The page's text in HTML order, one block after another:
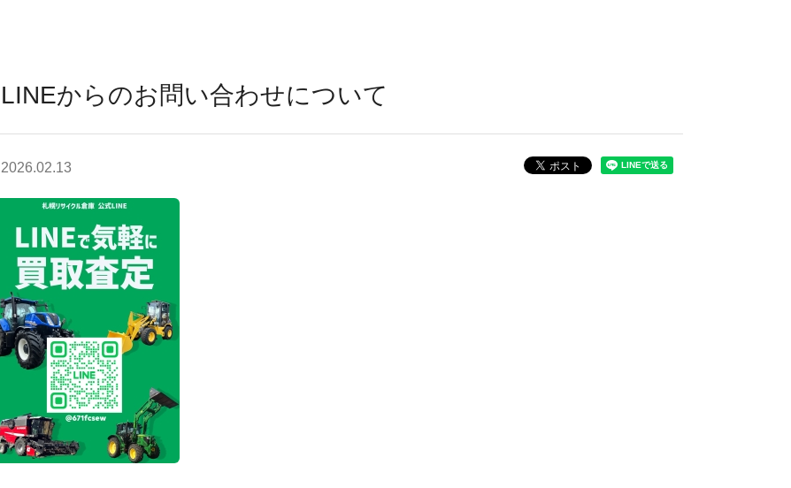
LINEからのお問い合わせについて
2026.02.13